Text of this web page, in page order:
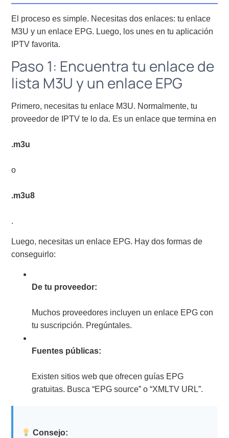
El proceso es simple. Necesitas dos enlaces: tu enlace
M3U y un enlace EPG. Luego, los unes en tu aplicación
IPTV favorita.
Paso 1: Encuentra tu enlace de
lista M3U y un enlace EPG
Primero, necesitas tu enlace M3U. Normalmente, tu
proveedor de IPTV te lo da. Es un enlace que termina en
.m3u
o
.m3u8
.
Luego, necesitas un enlace EPG. Hay dos formas de
conseguirlo:
De tu proveedor:
Muchos proveedores incluyen un enlace EPG con
tu suscripción. Pregúntales.
Fuentes públicas:
Existen sitios web que ofrecen guías EPG
gratuitas. Busca “EPG source” o “XMLTV URL”.
Consejo: